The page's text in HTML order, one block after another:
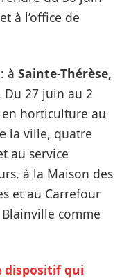
à l’office de
à Sainte-Thérèse,
Du 27 juin au 2
horticulture au
la ville, quatre
au service
à la Maison des
et au Carrefour
Blainville comme
dispositif qui